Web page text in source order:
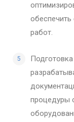
работ.
процедуры